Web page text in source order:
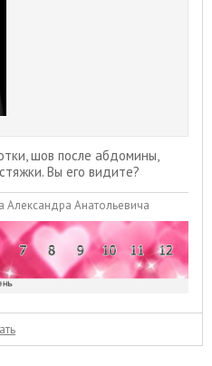
шов после абдомины,
Вы его видите?
Анатольевича